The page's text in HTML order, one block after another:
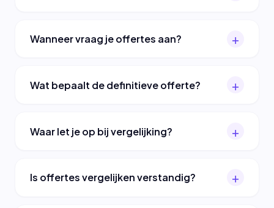
Wanneer vraag je offertes aan?
Wat bepaalt de definitieve offerte?
Waar let je op bij vergelijking?
Is offertes vergelijken verstandig?